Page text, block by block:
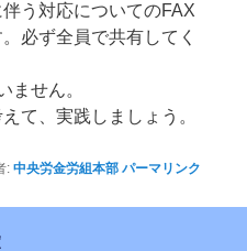
う対応についてのFAX
必ず全員で共有してく
ません。
て、実践しましょう。
:中央労金労組本部 パーマリンク